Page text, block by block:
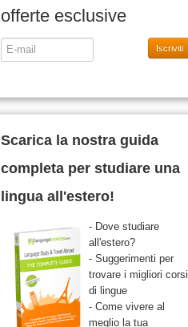
offerte esclusive
Iscriviti
Scarica la nostra guida
completa per studiare una
lingua all'estero!
- Dove studiare
all'estero?
- Suggerimenti per
trovare i migliori corsi
di lingue
- Come vivere al
meglio la tua